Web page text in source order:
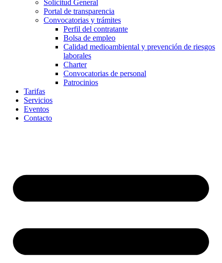
Solicitud General
Portal de transparencia
Convocatorias y trámites
Perfil del contratante
Bolsa de empleo
Calidad medioambiental y prevención de riesgos
laborales
Charter
Convocatorias de personal
Patrocinios
Tarifas
Servicios
Eventos
Contacto